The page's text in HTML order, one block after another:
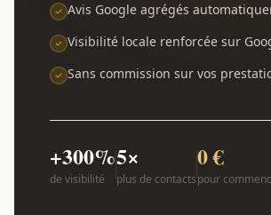
Avis Google agrégés
Visibilité locale renforcée sur
Sans commission sur vos
+300%
de visibilité
5×
plus de contacts
0 €
pour